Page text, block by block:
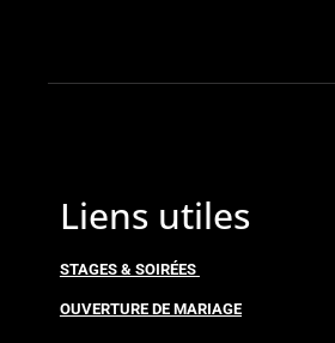
Liens utiles
STAGES & SOIRÉES
OUVERTURE DE MARIAGE